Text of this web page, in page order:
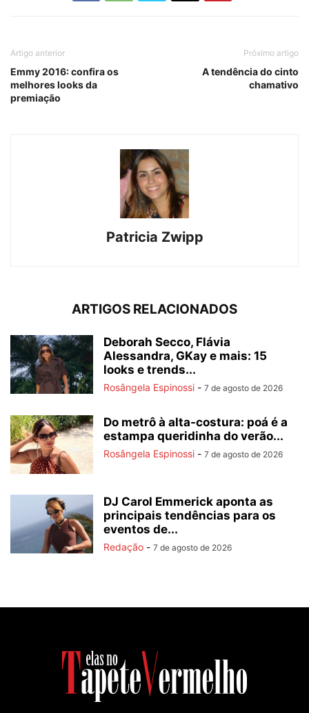
Artigo anterior
Emmy 2016: confira os
melhores looks da
premiação
Próximo artigo
A tendência do cinto
chamativo
Patricia Zwipp
ARTIGOS RELACIONADOS
Deborah Secco, Flávia
Alessandra, GKay e mais: 15
looks e trends...
Rosângela Espinossi - 7 de agosto de 2026
Do metrô à alta-costura: poá é a
estampa queridinha do verão...
Rosângela Espinossi - 7 de agosto de 2026
DJ Carol Emmerick aponta as
principais tendências para os
eventos de...
Redação - 7 de agosto de 2026